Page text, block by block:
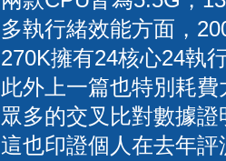
多執行緒效能方面，
270K擁有24核心24執
此外上一篇也特別耗
眾多的交叉比對數據
這也印證個人在去年